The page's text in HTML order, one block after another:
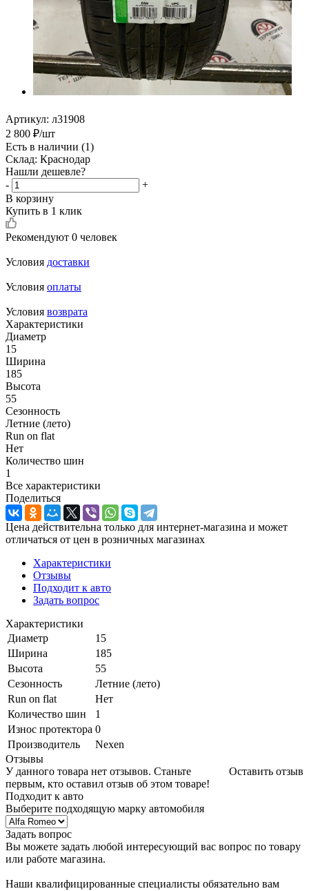
Артикул: л31908
2 800 ₽/шт
Есть в наличии (1)
Склад: Краснодар
Нашли дешевле?
-
+
В корзину
Купить в 1 клик
Рекомендуют 0 человек
Условия доставки
Условия оплаты
Условия возврата
Характеристики
Диаметр
15
Ширина
185
Высота
55
Сезонность
Летние (лето)
Run on flat
Нет
Количество шин
1
Все характеристики
Поделиться
Цена действительна только для интернет-магазина и может
отличаться от цен в розничных магазинах
Характеристики
Отзывы
Подходит к авто
Задать вопрос
Характеристики
Диаметр
15
Ширина
185
Высота
55
Сезонность
Летние (лето)
Run on flat
Нет
Количество шин
1
Износ протектора 0
Производитель
Nexen
Отзывы
Оставить отзыв
У данного товара нет отзывов. Станьте
первым, кто оставил отзыв об этом товаре!
Подходит к авто
Выберите подходящую марку автомобиля
Задать вопрос
Вы можете задать любой интересующий вас вопрос по товару
или работе магазина.
Наши квалифицированные специалисты обязательно вам